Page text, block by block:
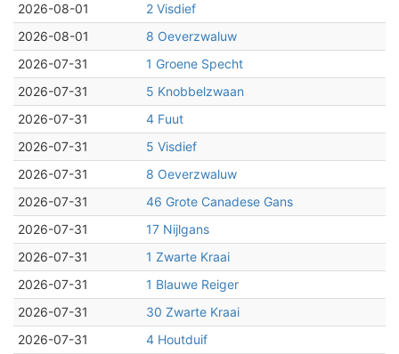
2026-08-01
2 Visdief
2026-08-01
8 Oeverzwaluw
2026-07-31
1 Groene Specht
2026-07-31
5 Knobbelzwaan
2026-07-31
4 Fuut
2026-07-31
5 Visdief
2026-07-31
8 Oeverzwaluw
2026-07-31
46 Grote Canadese Gans
2026-07-31
17 Nijlgans
2026-07-31
1 Zwarte Kraai
2026-07-31
1 Blauwe Reiger
2026-07-31
30 Zwarte Kraai
2026-07-31
4 Houtduif